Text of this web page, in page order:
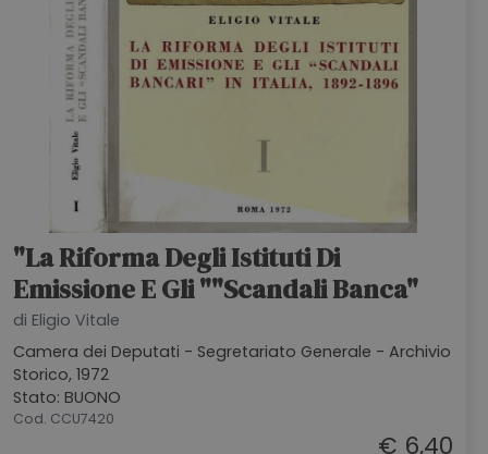
"La Riforma Degli Istituti Di
Emissione E Gli ""Scandali Banca"
di Eligio Vitale
Camera dei Deputati - Segretariato Generale - Archivio
Storico, 1972
Stato: BUONO
Cod. CCU7420
€ 6,40